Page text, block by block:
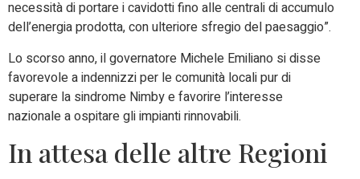
necessità di portare i cavidotti fino alle centrali di accumulo
dell’energia prodotta, con ulteriore sfregio del paesaggio”.
Lo scorso anno, il governatore Michele Emiliano si disse
favorevole a indennizzi per le comunità locali pur di
superare la sindrome Nimby e favorire l’interesse
nazionale a ospitare gli impianti rinnovabili.
In attesa delle altre Regioni